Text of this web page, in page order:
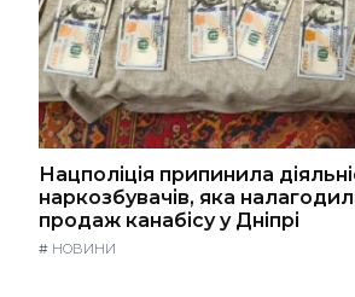
Нацполіція припинила
наркозбувачів, яка
продаж канабісу у Дніпрі
# НОВИНИ